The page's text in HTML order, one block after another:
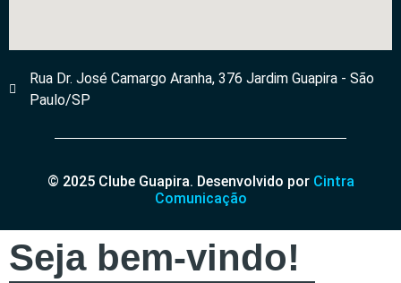
Rua Dr. José Camargo Aranha, 376 Jardim Guapira - São
Paulo/SP
© 2025 Clube Guapira. Desenvolvido por Cintra
Comunicação
Seja bem-vindo!